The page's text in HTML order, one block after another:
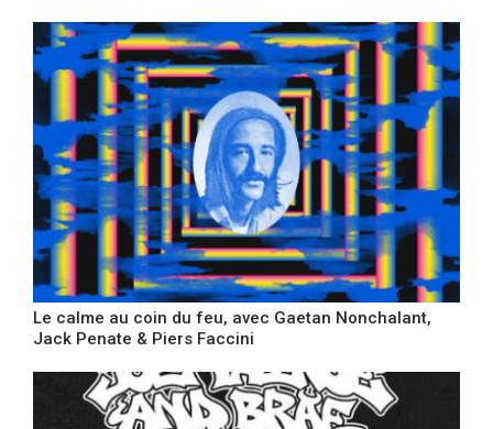
Le calme au coin du feu, avec Gaetan Nonchalant,
Jack Penate & Piers Faccini